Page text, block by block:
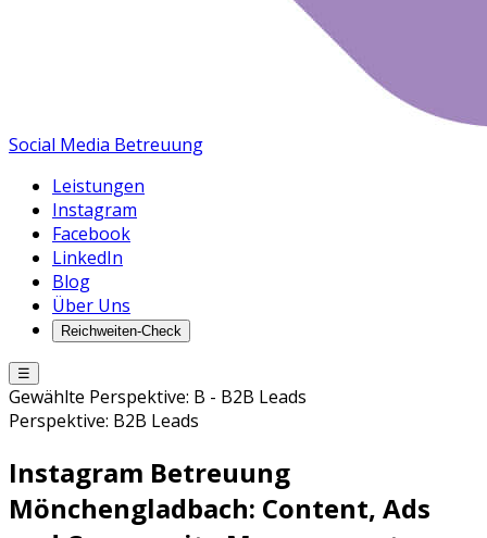
Social Media Betreuung
Leistungen
Instagram
Facebook
LinkedIn
Blog
Über Uns
Reichweiten-Check
☰
Gewählte Perspektive: B - B2B Leads
Perspektive: B2B Leads
Instagram Betreuung
Mönchengladbach: Content, Ads